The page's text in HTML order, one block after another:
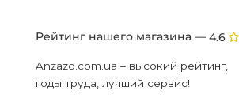
Рейтинг нашего магазина — 4.6
Anzazo.com.ua – высокий рейтинг,
годы труда, лучший сервис!